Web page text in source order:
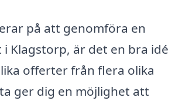
på att genomföra en
Klagstorp, är det en bra idé
offerter från flera olika
ger dig en möjlighet att